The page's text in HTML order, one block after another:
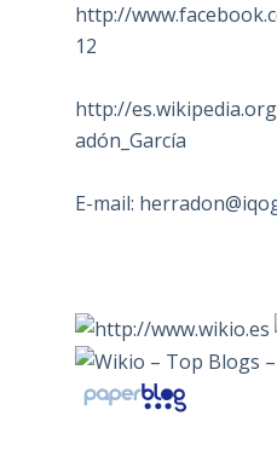
http://
12
http://
adón_García
E-mail: